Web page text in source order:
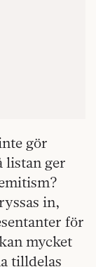
gör
listan ger
in,
för
mycket
tilldelas